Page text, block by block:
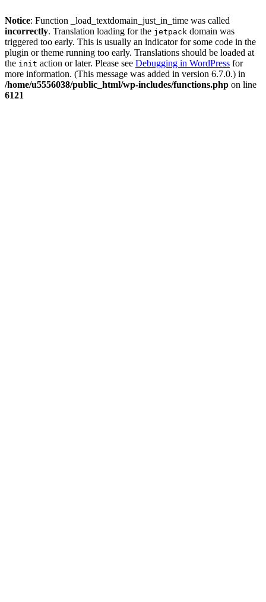
Notice: Function _load_textdomain_just_in_time was called
incorrectly. Translation loading for the jetpack domain was
triggered too early. This is usually an indicator for some code in the
plugin or theme running too early. Translations should be loaded at
the init action or later. Please see Debugging in WordPress for
more information. (This message was added in version 6.7.0.) in
/home/u5556038/public_html/wp-includes/functions.php on line
6121